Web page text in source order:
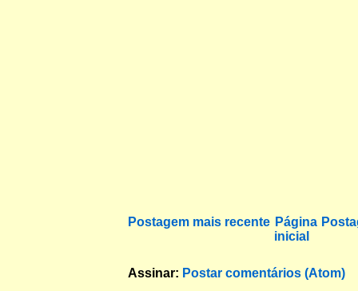
Postagem mais recente Página
inicial
Assinar: Postar comentários (Atom)